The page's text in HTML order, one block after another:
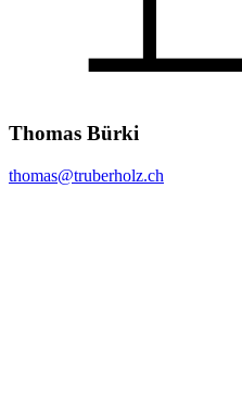
Thomas Bürki
thomas@truberholz.ch